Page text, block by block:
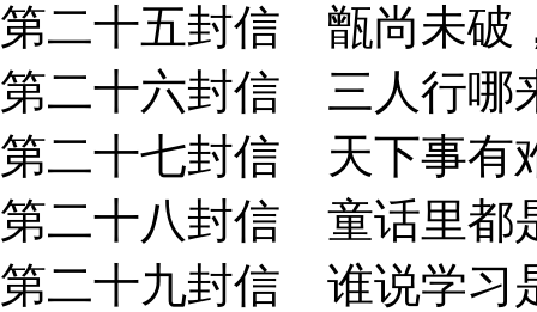
第二十五封信 甑尚未破
第二十六封信 三人行哪
第二十七封信 天下事有
第二十八封信 童话里都
第二十九封信 谁说学习